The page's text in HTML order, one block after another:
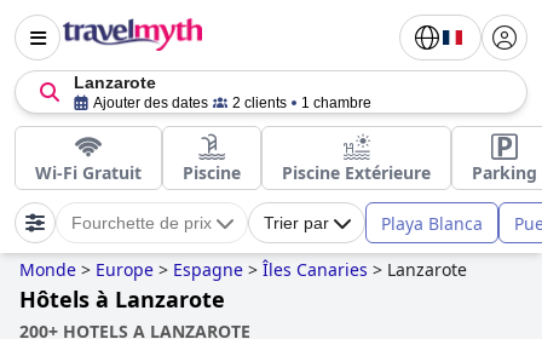
Lanzarote
Ajouter des dates 2 clients 1 chambre
Wi-Fi Gratuit Piscine Piscine Extérieure Parking
Fourchette de prix Trier par Playa Blanca
Monde > Europe > Espagne > Îles Canaries > Lanzarote
Hôtels à Lanzarote
200+ HOTELS A LANZAROTE